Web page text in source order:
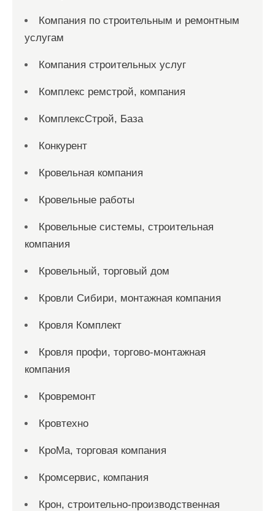
Компания по строительным и ремонтным
услугам
Компания строительных услуг
Комплекс ремстрой, компания
КомплексСтрой, База
Конкурент
Кровельная компания
Кровельные работы
Кровельные системы, строительная
компания
Кровельный, торговый дом
Кровли Сибири, монтажная компания
Кровля Комплект
Кровля профи, торгово-монтажная
компания
Кровремонт
Кровтехно
КроМа, торговая компания
Кромсервис, компания
Крон, строительно-производственная